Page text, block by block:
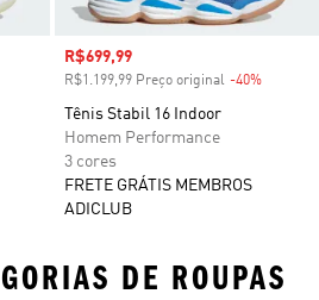
Preço com desconto
R$699,99
R$1.199,99 Preço original -40%
Tênis Stabil 16 Indoor
Homem Performance
3 cores
FRETE GRÁTIS MEMBROS
ADICLUB
DE ROUPAS